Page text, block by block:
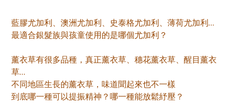
藍膠尤加利、澳洲尤加利、史泰格尤加利、薄荷尤加利…
最適合銀髮族與孩童使用的是哪個尤加利？
薰衣草有很多品種，真正薰衣草、穗花薰衣草、醒目薰衣
草…
不同地區生長的薰衣草，味道聞起來也不一樣
到底哪一種可以提振精神？哪一種能放鬆紓壓？